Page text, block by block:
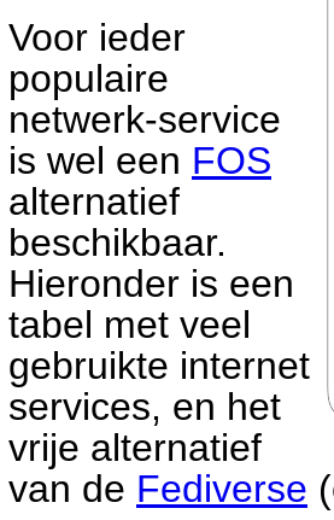
Voor ieder
populaire
netwerk-service
is wel een FOS
alternatief
beschikbaar.
Hieronder is een
tabel met veel
gebruikte internet
services, en het
vrije alternatief
van de Fediverse